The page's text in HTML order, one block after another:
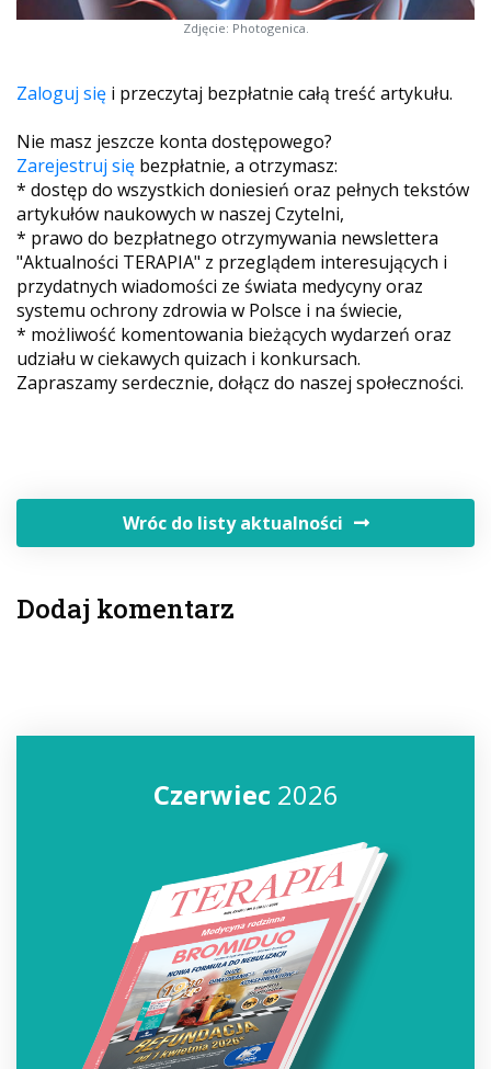
Zdjęcie: Photogenica.
Zaloguj się i przeczytaj bezpłatnie całą treść artykułu.
Nie masz jeszcze konta dostępowego?
Zarejestruj się bezpłatnie, a otrzymasz:
* dostęp do wszystkich doniesień oraz pełnych tekstów
artykułów naukowych w naszej Czytelni,
* prawo do bezpłatnego otrzymywania newslettera
"Aktualności TERAPIA" z przeglądem interesujących i
przydatnych wiadomości ze świata medycyny oraz
systemu ochrony zdrowia w Polsce i na świecie,
* możliwość komentowania bieżących wydarzeń oraz
udziału w ciekawych quizach i konkursach.
Zapraszamy serdecznie, dołącz do naszej społeczności.
Wróc do listy aktualności
Dodaj komentarz
Czerwiec2026